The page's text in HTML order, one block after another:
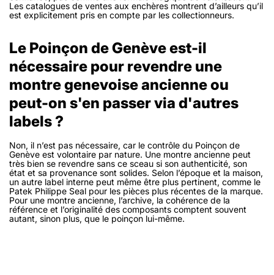
Les catalogues de ventes aux enchères montrent d’ailleurs qu’il
est explicitement pris en compte par les collectionneurs.
Le Poinçon de Genève est-il
nécessaire pour revendre une
montre genevoise ancienne ou
peut-on s'en passer via d'autres
labels ?
Non, il n’est pas nécessaire, car le contrôle du Poinçon de
Genève est volontaire par nature. Une montre ancienne peut
très bien se revendre sans ce sceau si son authenticité, son
état et sa provenance sont solides. Selon l’époque et la maison,
un autre label interne peut même être plus pertinent, comme le
Patek Philippe Seal pour les pièces plus récentes de la marque.
Pour une montre ancienne, l’archive, la cohérence de la
référence et l’originalité des composants comptent souvent
autant, sinon plus, que le poinçon lui-même.